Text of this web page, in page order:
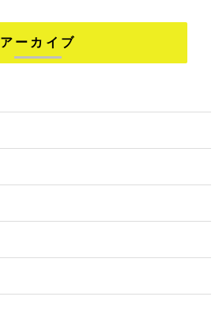
アーカイブ